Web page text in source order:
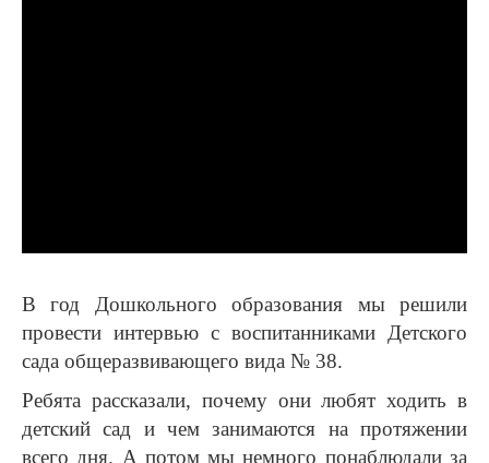
В год Дошкольного образования мы решили
провести интервью с воспитанниками Детского
сада общеразвивающего вида № 38.
Ребята рассказали, почему они любят ходить в
детский сад и чем занимаются на протяжении
всего дня. А потом мы немного понаблюдали за